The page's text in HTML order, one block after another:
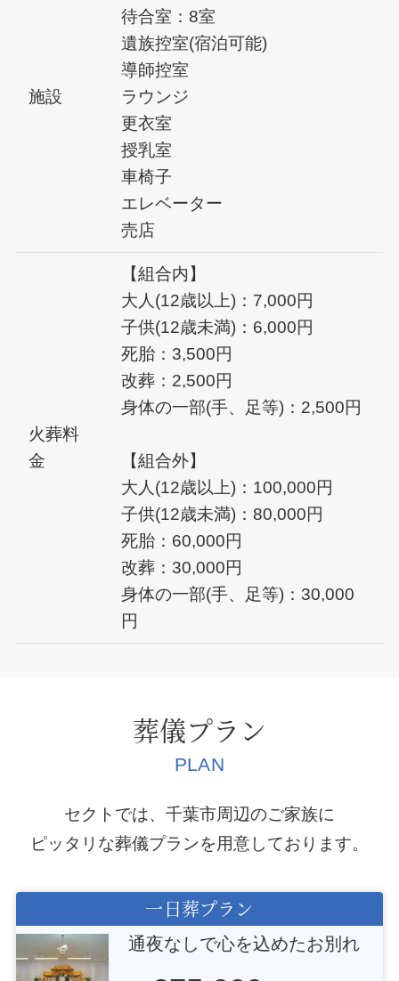
施設
待合室：8室
遺族控室(宿泊可能)
導師控室
ラウンジ
更衣室
授乳室
車椅子
エレベーター
売店
火葬料
金
【組合内】
大人(12歳以上)：7,000円
子供(12歳未満)：6,000円
死胎：3,500円
改葬：2,500円
身体の一部(手、足等)：2,500円
【組合外】
大人(12歳以上)：100,000円
子供(12歳未満)：80,000円
死胎：60,000円
改葬：30,000円
身体の一部(手、足等)：30,000
円
葬儀プラン
PLAN
セクトでは、千葉市周辺のご家族に
ピッタリな葬儀プランを用意しております。
一日葬プラン
通夜なしで心を込めたお別れ